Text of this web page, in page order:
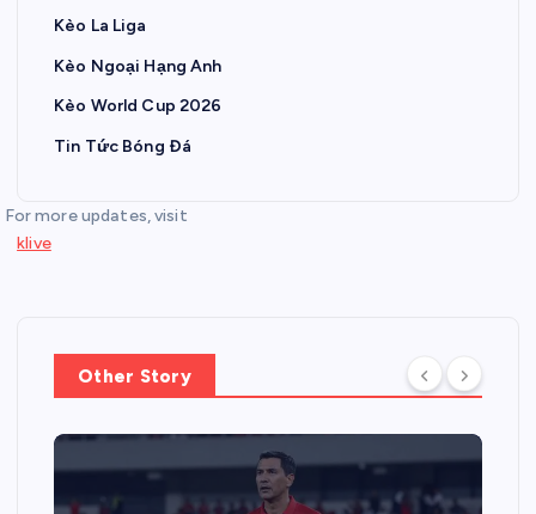
Kèo La Liga
Kèo Ngoại Hạng Anh
Kèo World Cup 2026
Tin Tức Bóng Đá
For more updates, visit
klive
Other Story